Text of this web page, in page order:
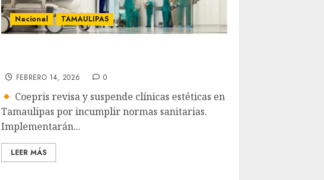
Nacional TAMAULIPAS
FEBRERO 14, 2026 0
Coepris revisa y suspende clínicas estéticas en
Tamaulipas por incumplir normas sanitarias.
Implementarán...
LEER MÁS